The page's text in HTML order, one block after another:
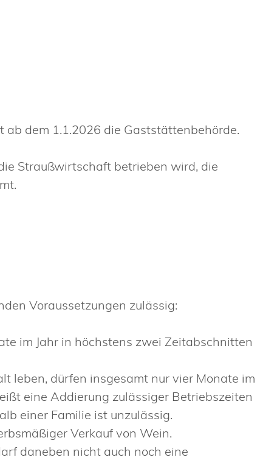
dem 1.1.2026 die Gaststättenbehörde.
Straußwirtschaft betrieben wird, die
Voraussetzungen zulässig:
im Jahr in höchstens zwei Zeitabschnitten
leben, dürfen insgesamt nur vier Monate im
eine Addierung zulässiger Betriebszeiten
einer Familie ist unzulässig.
Verkauf von Wein.
daneben nicht auch noch eine